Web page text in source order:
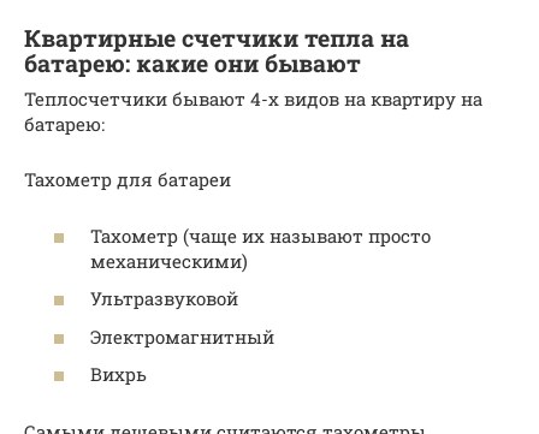
Квартирные счетчики тепла на
батарею: какие они бывают
Теплосчетчики бывают 4-х видов на квартиру на
батарею:
Тахометр для батареи
Тахометр (чаще их называют просто
механическими)
Ультразвуковой
Электромагнитный
Вихрь